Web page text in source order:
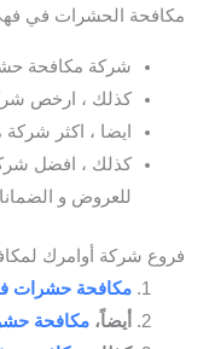
مكافحة الحشرات في
شركة مكافحة
كذلك ، ارخص
ايضا ، اكثر
كذلك ، افضل
للعروض و
فروع شركة أوامرك
مكافحة حشرات
أيضاً، مكافحة